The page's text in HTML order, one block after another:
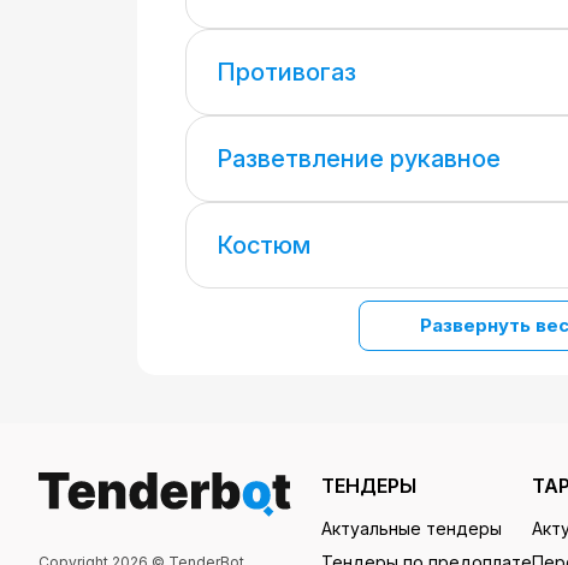
Противогаз
Разветвление рукавное
Костюм
Развернуть
ТЕНДЕРЫ
Актуальные тендеры